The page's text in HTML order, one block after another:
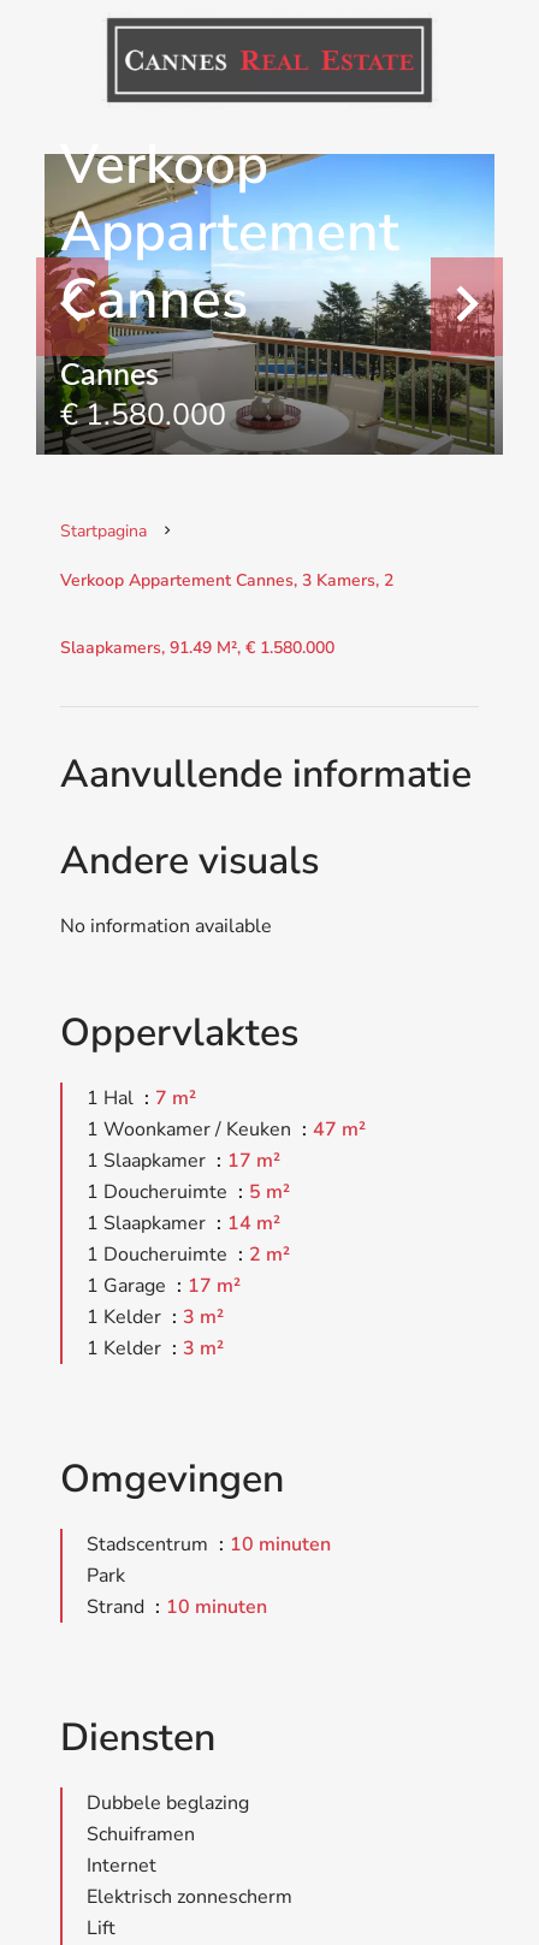
Verkoop
Appartement
Cannes
Cannes
€ 1.580.000
Startpagina
Verkoop Appartement Cannes, 3 Kamers, 2
Slaapkamers, 91.49 M², € 1.580.000
Aanvullende informatie
Andere visuals
No information available
Oppervlaktes
1 Hal
7 m²
1 Woonkamer / Keuken
47 m²
1 Slaapkamer
17 m²
1 Doucheruimte
5 m²
1 Slaapkamer
14 m²
1 Doucheruimte
2 m²
1 Garage
17 m²
1 Kelder
3 m²
1 Kelder
3 m²
Omgevingen
Stadscentrum
10 minuten
Park
Strand
10 minuten
Diensten
Dubbele beglazing
Schuiframen
Internet
Elektrisch zonnescherm
Lift